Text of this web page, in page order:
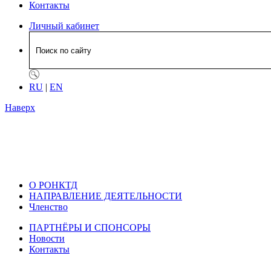
Контакты
Личный кабинет
RU | EN
Наверх
О РОНКТД
НАПРАВЛЕНИЕ ДЕЯТЕЛЬНОСТИ
Членство
ПАРТНЁРЫ И СПОНСОРЫ
Новости
Контакты